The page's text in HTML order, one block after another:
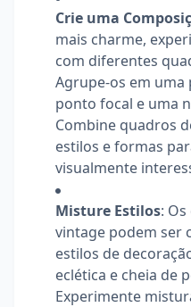
Crie uma
mais charme,
com diferentes
Agrupe-os em
ponto focal e uma
Combine quadros
estilos e formas
visualmente
Misture Estilos:
vintage podem ser
estilos de
eclética e cheia de
Experimente